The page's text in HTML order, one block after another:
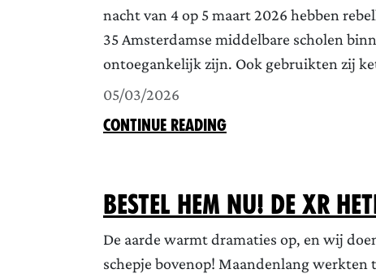
nacht van 4 op 5 maart 2026 hebben
35 Amsterdamse middelbare scholen
ontoegankelijk zijn. Ook gebruikten zij
05/03/2026
CONTINUE READING
Bestel hem nu! De XR
De aarde warmt dramaties op, en wij
schepje bovenop! Maandenlang